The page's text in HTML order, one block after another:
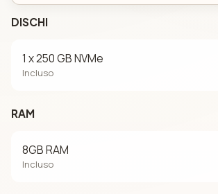
DISCHI
1 x 250 GB NVMe
Incluso
RAM
8GB RAM
Incluso